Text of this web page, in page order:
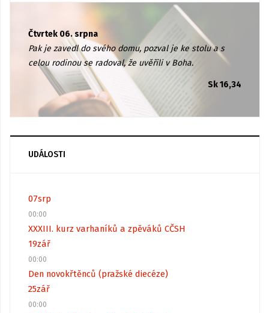
Čtvrtek 06. srpna
Pak je zavedl do svého domu, pozval je ke stolu a s
celou rodinou se radoval, že uvěřili v Boha.
Sk 16,34
UDÁLOSTI
07srp
00:00
XXXIII. kurz varhaníků a zpěváků CČSH
19zář
00:00
Den novokřtěnců (pražské diecéze)
25zář
00:00